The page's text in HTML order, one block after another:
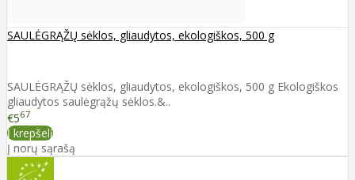
SAULĖGRĄŽŲ sėklos, gliaudytos, ekologiškos, 500 g
SAULĖGRĄŽŲ sėklos, gliaudytos, ekologiškos, 500 g Ekologiškos
gliaudytos saulėgrąžų sėklos.&..
€567
Į krepšelį
Į norų sąrašą